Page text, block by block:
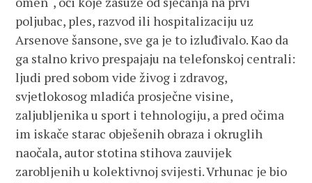
poljubac, ples, razvod ili hospitalizaciju uz
Arsenove šansone, sve ga je to izluđivalo. Kao da
ga stalno krivo prespajaju na telefonskoj centrali:
ljudi pred sobom vide živog i zdravog,
svjetlokosog mladića prosječne visine,
zaljubljenika u sport i tehnologiju, a pred očima
im iskače starac obješenih obraza i okruglih
naočala, autor stotina stihova zauvijek
zarobljenih u kolektivnoj svijesti. Vrhunac je bio